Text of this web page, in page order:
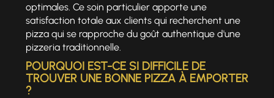
optimales. Ce soin particulier apporte une
satisfaction totale aux clients qui recherchent une
pizza qui se rapproche du goût authentique d'une
pizzeria traditionnelle.
POURQUOI EST-CE SI DIFFICILE DE
TROUVER UNE BONNE PIZZA À EMPORTER
?